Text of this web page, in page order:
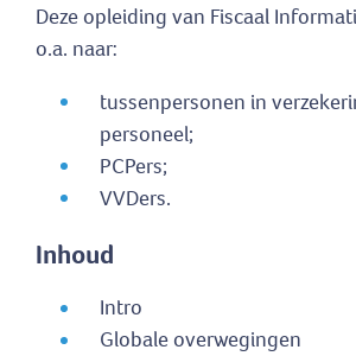
Deze opleiding van Fiscaal
o.a. naar:
tussenpersonen in
personeel;
PCPers;
VVDers.
Inhoud
Intro
Globale overwegingen